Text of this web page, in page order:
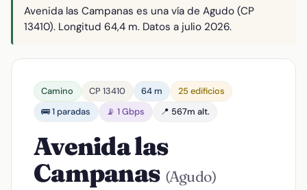
Avenida las Campanas es una vía de Agudo (CP
13410). Longitud 64,4 m. Datos a julio 2026.
Camino CP 13410 64 m
25 edificios
🚌 1 paradas
📡 1 Gbps 📍 567m alt.
Avenida las
Campanas (Agudo)